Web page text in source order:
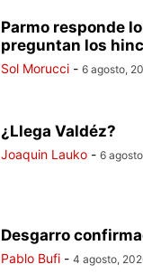
Parmo responde
preguntan los
Sol Morucci - 6 agosto,
¿Llega Valdéz?
Joaquin Lauko - 6
Desgarro
Pablo Bufi - 4 agosto,